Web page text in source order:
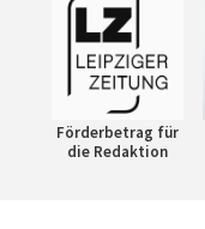
Förderbetrag für
die Redaktion